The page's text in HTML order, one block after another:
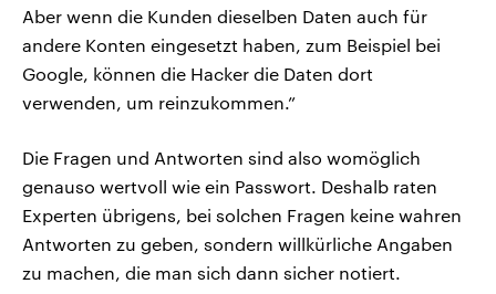
Aber wenn die Kunden dieselben Daten auch für
andere Konten eingesetzt haben, zum Beispiel bei
Google, können die Hacker die Daten dort
verwenden, um reinzukommen.”
Die Fragen und Antworten sind also womöglich
genauso wertvoll wie ein Passwort. Deshalb raten
Experten übrigens, bei solchen Fragen keine wahren
Antworten zu geben, sondern willkürliche Angaben
zu machen, die man sich dann sicher notiert.